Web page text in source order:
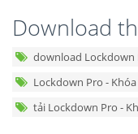
Download
download Lockdown
Lockdown Pro -
tải Lockdown Pro -